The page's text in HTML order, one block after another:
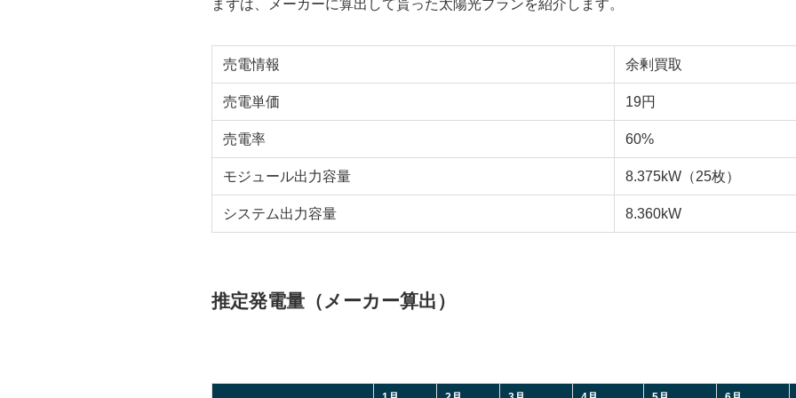
まずは、メーカーに算出して貰った太陽光プランを紹介します。
売電情報 余剰買取
売電単価 19円
売電率 60%
モジュール出力容量 8.375kW（25枚）
システム出力容量 8.360kW
推定発電量（メーカー算出）